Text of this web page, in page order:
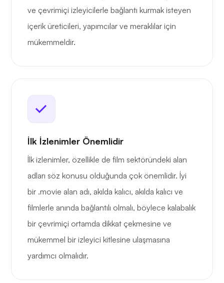
ve çevrimiçi izleyicilerle bağlantı kurmak isteyen
içerik üreticileri, yapımcılar ve meraklılar için
mükemmeldir.
İlk İzlenimler Önemlidir
İlk izlenimler, özellikle de film sektöründeki alan
adları söz konusu olduğunda çok önemlidir. İyi
bir .movie alan adı, akılda kalıcı, akılda kalıcı ve
filmlerle anında bağlantılı olmalı, böylece kalabalık
bir çevrimiçi ortamda dikkat çekmesine ve
mükemmel bir izleyici kitlesine ulaşmasına
yardımcı olmalıdır.